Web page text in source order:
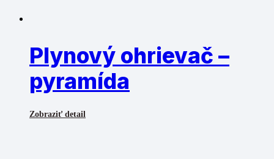
Plynový ohrievač –
pyramída
Zobraziť detail